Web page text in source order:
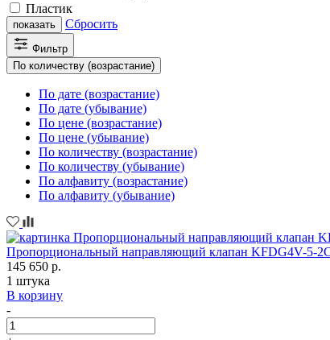
Пластик
показать Сбросить
Фильтр
По количеству (возрастание)
По дате (возрастание)
По дате (убывание)
По цене (возрастание)
По цене (убывание)
По количеству (возрастание)
По количеству (убывание)
По алфавиту (возрастание)
По алфавиту (убывание)
Пропорциональный направляющий клапан KFDG4V-5-
145 650 р.
1 штука
В корзину
-